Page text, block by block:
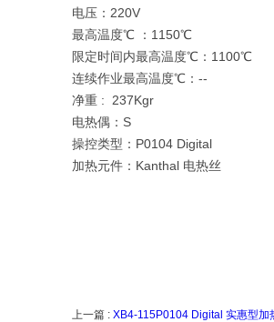
电压：220V
最高温度℃ ：1150℃
限定时间内最高温度℃：1100℃
连续作业最高温度℃：--
净重 : 237Kgr
电热偶：S
操控类型：P0104 Digital
加热元件：Kanthal 电热丝
上一篇 : XB4-115P0104 Digital 实惠型加